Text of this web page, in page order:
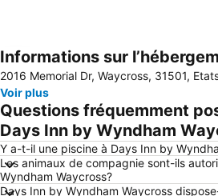
Agrandir la carte
Informations sur
2016 Memorial Dr, Waycross, 31501,
Voir plus
Questions fréquemment
Days Inn by Wyndham
Y a-t-il une piscine à Days Inn by
Les animaux de compagnie sont-ils
Wyndham Waycross?
Days Inn by Wyndham Waycross